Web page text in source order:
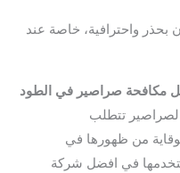
بحذر واحترافية، خاصة عند
مكافحة صراصير في الطود
تتطلب
من ظهورها في
في افضل شركة